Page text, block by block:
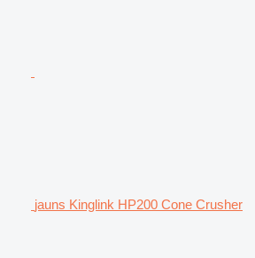
jauns Kinglink HP200 Cone Crusher